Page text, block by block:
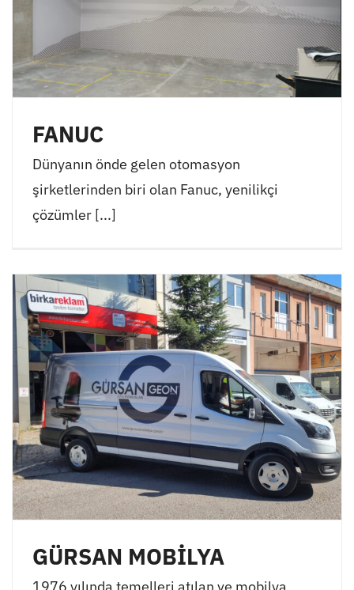
FANUC
Dünyanın önde gelen otomasyon
şirketlerinden biri olan Fanuc, yenilikçi
çözümler [...]
GÜRSAN MOBİLYA